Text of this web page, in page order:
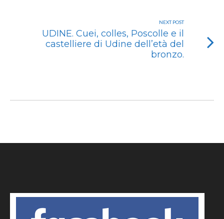
NEXT POST
UDINE. Cuei, colles, Poscolle e il
castelliere di Udine dell’età del
bronzo.